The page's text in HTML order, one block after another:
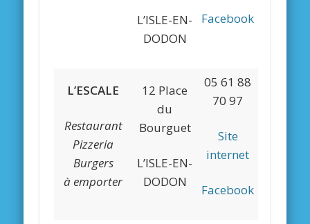
L’ISLE-EN-
DODON
Facebook
L’ESCALE
Restaurant
Pizzeria
Burgers
àemporter
12 Place
du
Bourguet
L’ISLE-EN-
DODON
05 61 88
70 97
Site
internet
Facebook